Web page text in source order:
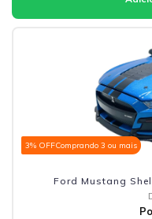
3% OFFComprando 3 ou mais
Ford Mustang